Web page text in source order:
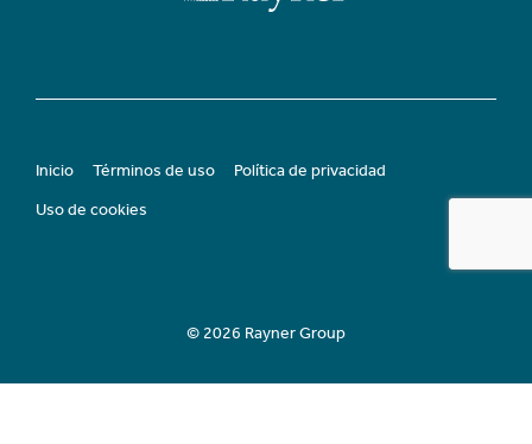
Inicio Términos de uso
Política de privacidad
Uso de cookies
© 2026 Rayner Group